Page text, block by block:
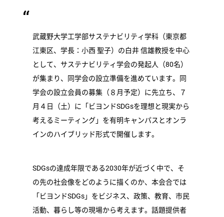
武蔵野大学工学部サステナビリティ学科（東京都
江東区、学長：小西 聖子）の白井 信雄教授を中心
として、サステナビリティ学会の発起人（80名）
が集まり、同学会の設立準備を進めています。同
学会の設立会員の募集（８月予定）に先立ち、７
月４日（土）に「ビヨンドSDGsを理想と現実から
考えるミーティング」を有明キャンパスとオンラ
インのハイブリッド形式で開催します。
SDGsの達成年限である2030年が近づく中で、そ
の先の社会像をどのように描くのか、本会合では
「ビヨンドSDGs」をビジネス、政策、教育、市民
活動、暮らし等の現場から考えます。話題提供者